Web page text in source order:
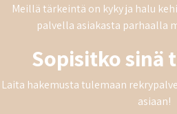
Meillä tärkeintä on kyky ja halu
palvella asiakasta parhaalla
Sopisitko sinä
Laita hakemusta tulemaan
asiaan!